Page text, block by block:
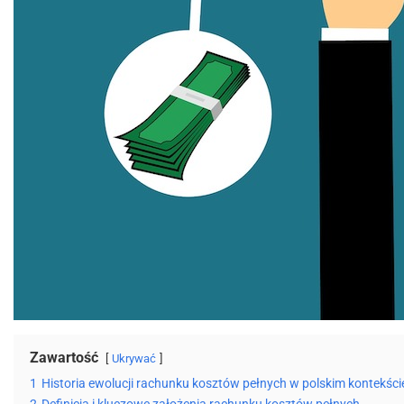
Zawartość Ukrywać
1 Historia ewolucji rachunku kosztów pełnych w polskim